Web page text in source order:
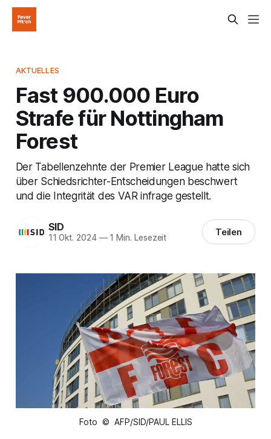
AKTUELLES
Fast 900.000 Euro
Strafe für Nottingham
Forest
Der Tabellenzehnte der Premier League hatte sich
über Schiedsrichter-Entscheidungen beschwert
und die Integrität des VAR infrage gestellt.
SID
11 Okt. 2024 —1 Min. Lesezeit Teilen
Foto © AFP/SID/PAUL ELLIS